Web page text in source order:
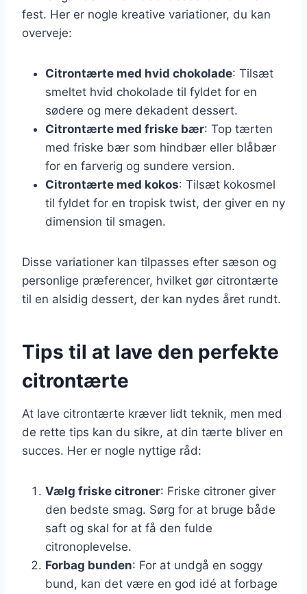
fest. Her er nogle kreative variationer, du kan
overveje:
Citrontærte med hvid chokolade: Tilsæt
smeltet hvid chokolade til fyldet for en
sødere og mere dekadent dessert.
Citrontærte med friske bær: Top tærten
med friske bær som hindbær eller blåbær
for en farverig og sundere version.
Citrontærte med kokos: Tilsæt kokosmel
til fyldet for en tropisk twist, der giver en ny
dimension til smagen.
Disse variationer kan tilpasses efter sæson og
personlige præferencer, hvilket gør citrontærte
til en alsidig dessert, der kan nydes året rundt.
Tips til at lave den perfekte
citrontærte
At lave citrontærte kræver lidt teknik, men med
de rette tips kan du sikre, at din tærte bliver en
succes. Her er nogle nyttige råd:
Vælg friske citroner: Friske citroner giver
den bedste smag. Sørg for at bruge både
saft og skal for at få den fulde
citronoplevelse.
Forbag bunden: For at undgå en soggy
bund, kan det være en god idé at forbage